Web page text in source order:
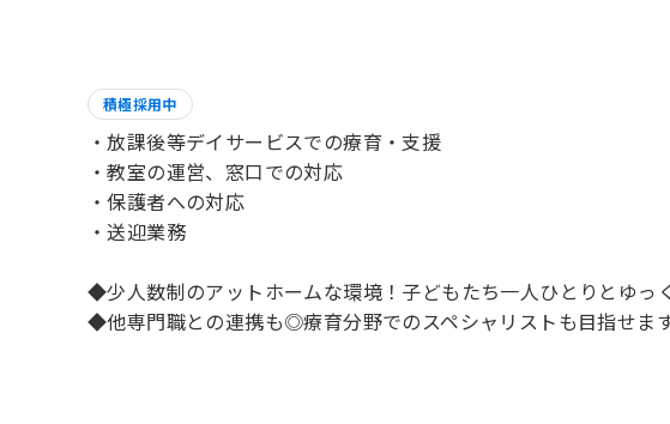
積極採用中
・放課後等デイサービスでの療育・支援
・教室の運営、窓口での対応
・保護者への対応
・送迎業務
◆少人数制のアットホームな環境！子どもたち一人ひとりとゆっ
◆他専門職との連携も◎療育分野でのスペシャリストも目指せま